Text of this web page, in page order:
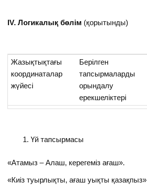
ІV. Логикалық бөлім (қорытынды)
Жазықтықтағы
координаталар
жүйесі
Берілген
тапсырмаларды
орындалу
ерекшеліктері
Үй тапсырмасы
«Атамыз – Алаш, керегеміз ағаш».
«Киіз туырлықты, ағаш уықты қазақпыз»